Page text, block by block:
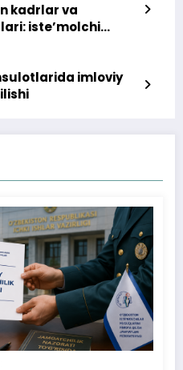
kadrlar va
iste’molchi
imloviy